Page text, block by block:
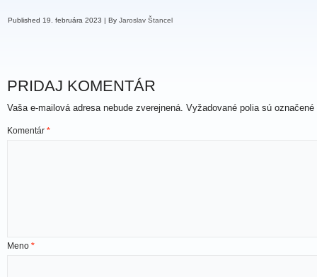
Published 19. februára 2023 | By Jaroslav Štancel
PRIDAJ KOMENTÁR
Vaša e-mailová adresa nebude zverejnená. Vyžadované polia sú označené
Komentár *
Meno *